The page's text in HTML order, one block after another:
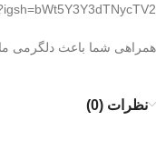
همراهی شما باعث دلگرمی
نظرات (0)